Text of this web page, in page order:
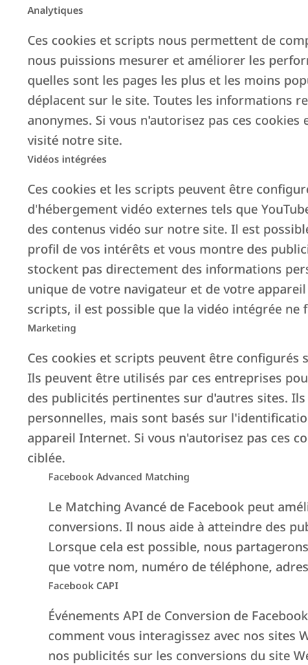
Qui sommes-nous
Italianway a été fondée à Milan en 2014 en
traditionnelles. Elle est aujourd’hui l’un
plus de 130 professionnels.
Au fil des ans, l’entreprise s’est développée
gestion complète ou partielle pour les
La valeur d’Italianway réside dans une
aux Réservations, du Facility Management
garantir un support constant et professionnel
À cette expérience directe s’ajoute le
opérationnels, les compétences et les outils
C’est grâce à cette combinaison de gestion
référence fiable dans le paysage des locations
+200
Gestionnaire de biens
Analytiques
Ces cookies et scripts nous permettent de
nous puissions mesurer et améliorer les
quelles sont les pages les plus et les moins
déplacent sur le site. Toutes les informations
anonymes. Si vous n'autorisez pas ces
visité notre site.
Vidéos intégrées
Ces cookies et les scripts peuvent être
d'hébergement vidéo externes tels que
des contenus vidéo sur notre site. Il est
profil de vos intérêts et vous montre des
stockent pas directement des informations
unique de votre navigateur et de votre
scripts, il est possible que la vidéo intégrée ne
Marketing
Ces cookies et scripts peuvent être
Ils peuvent être utilisés par ces entreprises
des publicités pertinentes sur d'autres sites.
personnelles, mais sont basés sur
appareil Internet. Si vous n'autorisez pas ces
ciblée.
Facebook Advanced Matching
Le Matching Avancé de Facebook peut
conversions. Il nous aide à atteindre des
Lorsque cela est possible, nous
que votre nom, numéro de téléphone,
Facebook CAPI
Événements API de Conversion de
comment vous interagissez avec nos sites
nos publicités sur les conversions du site